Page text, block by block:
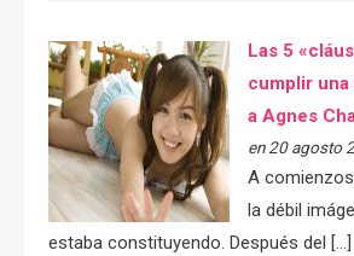
Las 5
cumplir
a Agnes
en 20 agosto
A
la débil
estaba constituyendo. Después del […]